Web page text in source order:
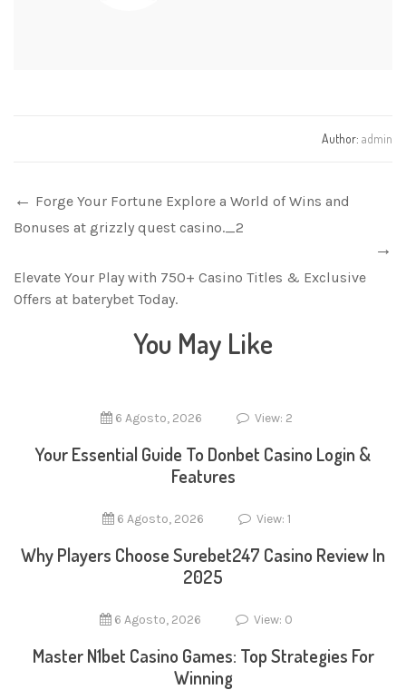
Author: admin
Forge Your Fortune Explore a World of Wins and
Bonuses at grizzly quest casino._2
Elevate Your Play with 750+ Casino Titles & Exclusive
Offers at baterybet Today.
You May Like
6 Agosto, 2026 View: 2
Your Essential Guide To Donbet Casino Login &
Features
6 Agosto, 2026 View: 1
Why Players Choose Surebet247 Casino Review In
2025
6 Agosto, 2026 View: 0
Master N1bet Casino Games: Top Strategies For
Winning